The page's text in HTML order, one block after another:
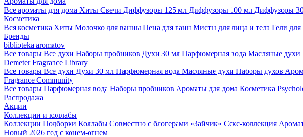
Все ароматы для дома Хиты Свечи Диффузоры 125 мл Диффузоры 100 мл Диффузоры
Косметика
Вся косметика Хиты Молочко для ванны Пена для ванн Мисты для лица и тела Гели для
Бренды
biblioteka aromatov
Все товары Все духи Наборы пробников Духи 30 мл Парфюмерная вода Масляные духи
Demeter Fragrance Library
Все товары Все духи Духи 30 мл Парфюмерная вода Масляные духи Наборы духов
Fragrance Community
Все товары Парфюмерная вода Наборы пробников Ароматы для дома Косметика
Распродажа
Акции
Коллекции и коллабы
Коллекции Подборки Коллабы Совместно с блогерами «Зайчик» Секс-коллекция
Новый 2026 год с конем-огнем